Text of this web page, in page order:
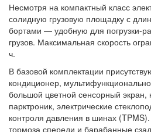
Несмотря на компактный класс
солидную грузовую площадку с
бортами — удобную для погрузки-
грузов. Максимальная скорость
ч.
В базовой комплектации
кондиционер,
большой цветной сенсорный экран,
парктроник, электрические
контроля давления в шинах
тормоза спереди и барабанные